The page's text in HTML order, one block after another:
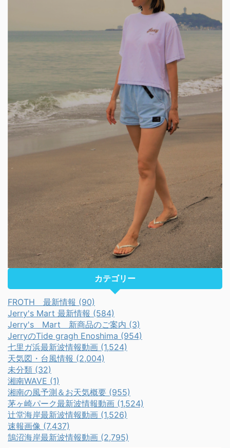
カテゴリー
FROTH 最新情報 (90)
Jerry's Mart 最新情報 (584)
Jerry's Mart 新商品のご案内 (3)
JerryのTide gragh Enoshima (954)
七里ガ浜最新波情報動画 (1,524)
天気図・台風情報 (2,004)
未分類 (32)
湘南WAVE (1)
湘南の風予測＆お天気概要 (955)
茅ヶ崎パーク最新波情報動画 (1,524)
辻堂海岸最新波情報動画 (1,526)
速報画像 (7,437)
鵠沼海岸最新波情報動画 (2,795)